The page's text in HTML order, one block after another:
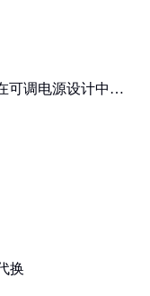
可调电源设计中的
换